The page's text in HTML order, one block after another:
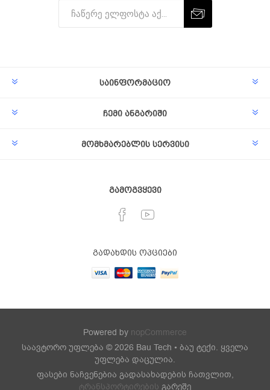
საინფორმაციო
ჩემი ანგარიში
მომხმარებლის სერვისი
გამოგვყევი
გადახდის ოპციები
Powered by nopCommerce
საავტორო უფლება © 2026 Bau Tech • ბაუ ტექი. ყველა
უფლება დაცულია.
ფასები ნაჩვენებია გადასახადების ჩათვლით,
ტრანსპორტირების გარეშე